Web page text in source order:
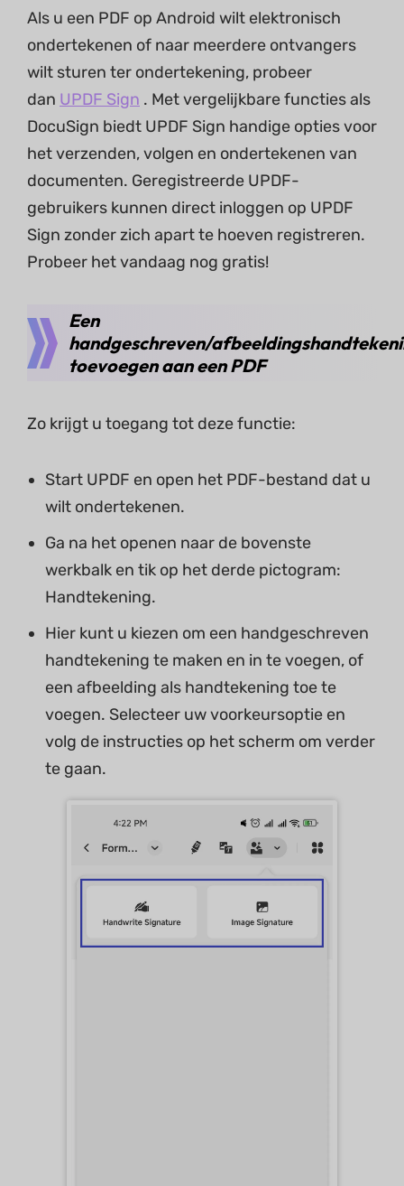
Als u een PDF op Android wilt elektronisch
ondertekenen of naar meerdere ontvangers
wilt sturen ter ondertekening, probeer
dan UPDF Sign . Met vergelijkbare functies als
DocuSign biedt UPDF Sign handige opties voor
het verzenden, volgen en ondertekenen van
documenten. Geregistreerde UPDF-
gebruikers kunnen direct inloggen op UPDF
Sign zonder zich apart te hoeven registreren.
Probeer het vandaag nog gratis!
Een
handgeschreven/
toevoegen aan een PDF
Zo krijgt u toegang tot deze functie:
Start UPDF en open het PDF-bestand dat u
wilt ondertekenen.
Ga na het openen naar de bovenste
werkbalk en tik op het derde pictogram:
Handtekening.
Hier kunt u kiezen om een handgeschreven
handtekening te maken en in te voegen, of
een afbeelding als handtekening toe te
voegen. Selecteer uw voorkeursoptie en
volg de instructies op het scherm om verder
te gaan.